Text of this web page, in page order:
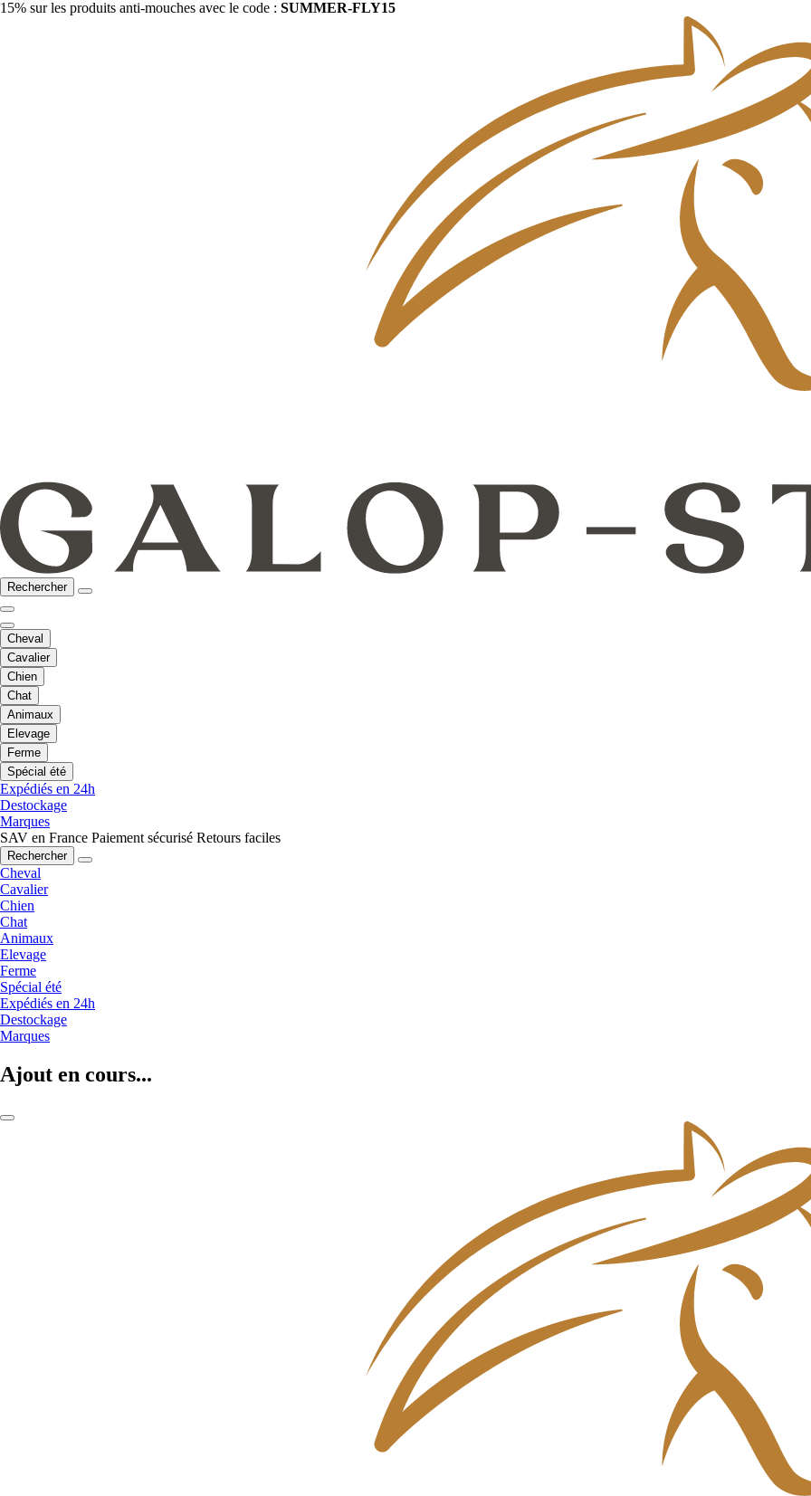
15% sur les produits anti-mouches avec le code : SUMMER-FLY15
Rechercher
Cheval
Cavalier
Chien
Chat
Animaux
Elevage
Ferme
Spécial été
Expédiés en 24h
Destockage
Marques
SAV en France Paiement sécurisé Retours faciles
Rechercher
Cheval
Cavalier
Chien
Chat
Animaux
Elevage
Ferme
Spécial été
Expédiés en 24h
Destockage
Marques
Ajout en cours...